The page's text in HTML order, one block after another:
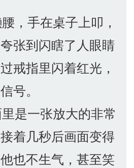
，手在桌子上叩，
张到闪瞎了人眼睛
戒指里闪着红光，
号。
是一张放大的非常
着几秒后画面变得
也不生气，甚至笑